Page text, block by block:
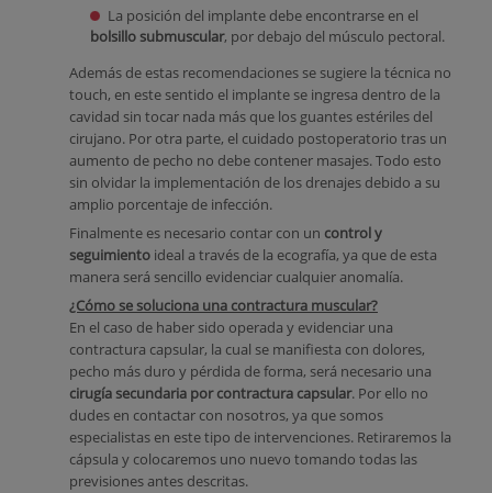
La posición del implante debe encontrarse en el
bolsillo submuscular, por debajo del músculo pectoral.
Además de estas recomendaciones se sugiere la técnica no
touch, en este sentido el implante se ingresa dentro de la
cavidad sin tocar nada más que los guantes estériles del
cirujano. Por otra parte, el cuidado postoperatorio tras un
aumento de pecho no debe contener masajes. Todo esto
sin olvidar la implementación de los drenajes debido a su
amplio porcentaje de infección.
Finalmente es necesario contar con un control y
seguimiento ideal a través de la ecografía, ya que de esta
manera será sencillo evidenciar cualquier anomalía.
¿Cómo se soluciona una contractura muscular?
En el caso de haber sido operada y evidenciar una
contractura capsular, la cual se manifiesta con dolores,
pecho más duro y pérdida de forma, será necesario una
cirugía secundaria por contractura capsular. Por ello no
dudes en contactar con nosotros, ya que somos
especialistas en este tipo de intervenciones. Retiraremos la
cápsula y colocaremos uno nuevo tomando todas las
previsiones antes descritas.